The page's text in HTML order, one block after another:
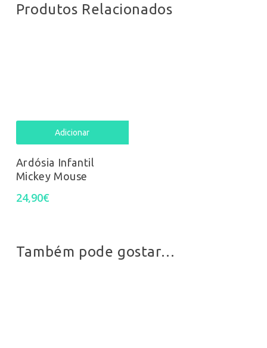
Produtos Relacionados
Adicionar
Ardósia Infantil
Mickey Mouse
24,90€
Também pode gostar…